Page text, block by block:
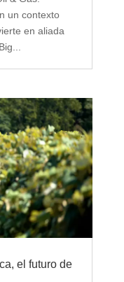
un contexto
en aliada
el futuro de